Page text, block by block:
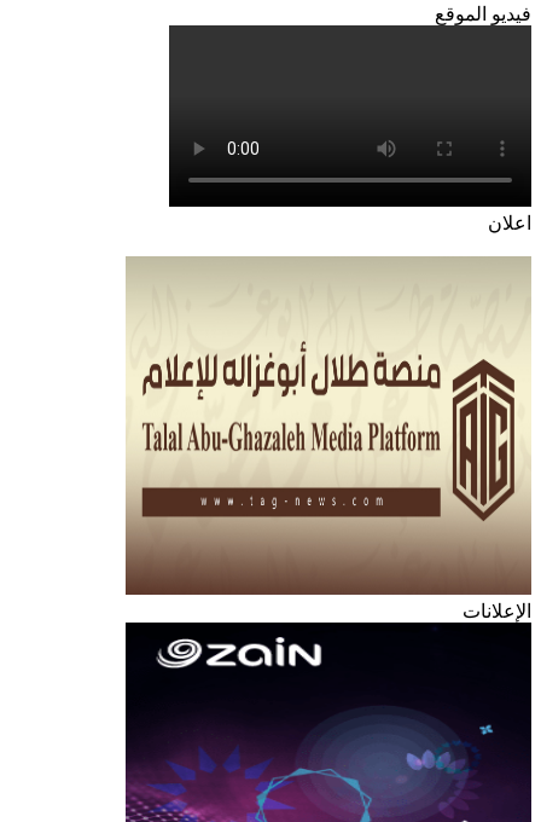
فيديو الموقع
اعلان
الإعلانات